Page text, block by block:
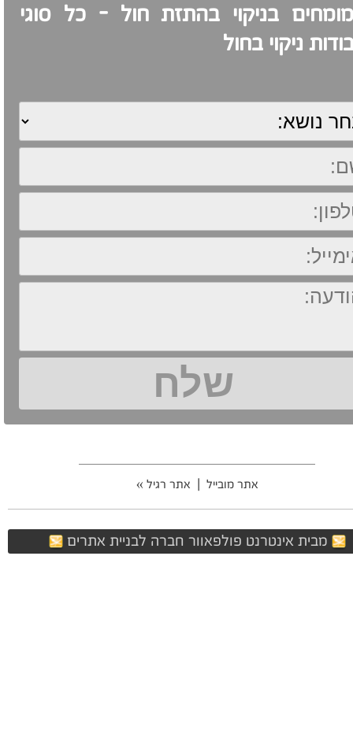
בניקוי בהתזת חול - כל סוגי
ניקוי בחול
אתר מובייל| אתר רגיל »
מבית אינטרנט פולפאוור חברה לבניית אתרים